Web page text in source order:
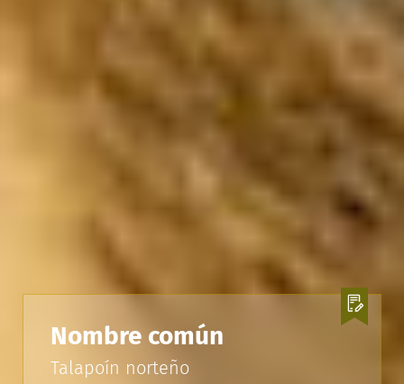
Nombre común
Talapoín norteño